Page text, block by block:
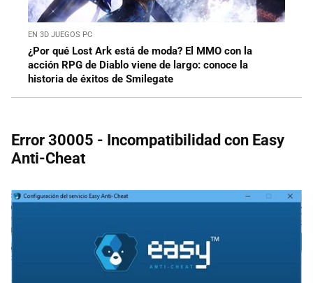
EN 3D JUEGOS PC
¿Por qué Lost Ark está de moda? El MMO con la
acción RPG de Diablo viene de largo: conoce la
historia de éxitos de Smilegate
Error 30005 - Incompatibilidad con Easy
Anti-Cheat